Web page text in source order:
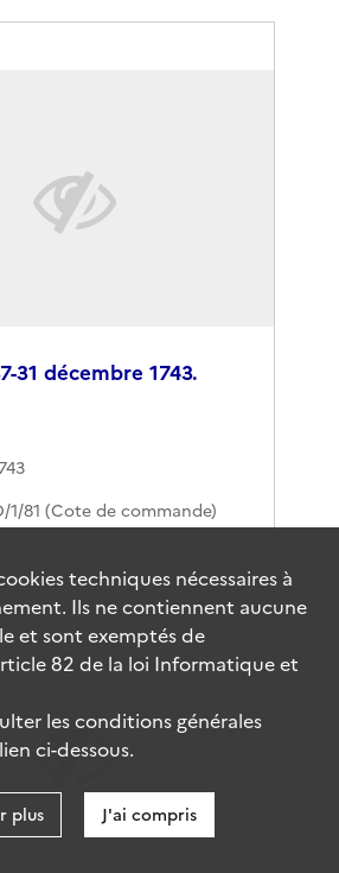
31 décembre 1743.
1/81 (Cote de commande)
techniques nécessaires à
Ils ne contiennent aucune
et sont exemptés de
82 de la loi Informatique et
les conditions générales
ci-dessous.
plus J'ai compris